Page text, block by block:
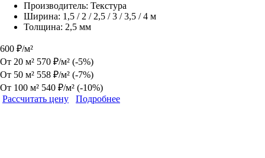
Производитель: Текстура
Ширина: 1,5 / 2 / 2,5 / 3 / 3,5 / 4 м
Толщина: 2,5 мм
600 ₽/м²
От 20 м² 570 ₽/м² (-5%)
От 50 м² 558 ₽/м² (-7%)
От 100 м² 540 ₽/м² (-10%)
Рассчитать цену
Подробнее